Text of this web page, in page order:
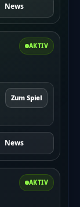
News
AKTIV
Zum Spiel
News
AKTIV